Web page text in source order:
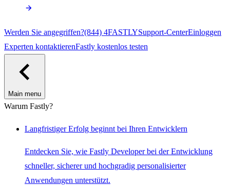
Werden Sie angegriffen?(844) 4FASTLYSupport-CenterEinloggen
Experten kontaktierenFastly kostenlos testen
Main menu
Warum Fastly?
Langfristiger Erfolg beginnt bei Ihren Entwicklern
Entdecken Sie, wie Fastly Developer bei der Entwicklung
schneller, sicherer und hochgradig personalisierter
Anwendungen unterstützt.